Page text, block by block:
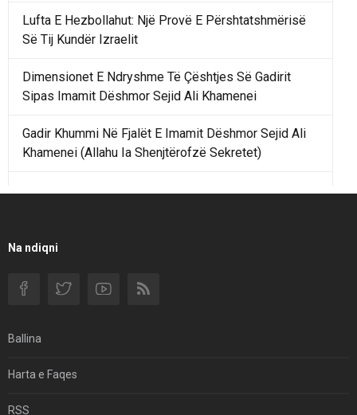
Lufta E Hezbollahut: Një Provë E Përshtatshmërisë
Së Tij Kundër Izraelit
Dimensionet E Ndryshme Të Çështjes Së Gadirit
Sipas Imamit Dëshmor Sejid Ali Khamenei
Gadir Khummi Në Fjalët E Imamit Dëshmor Sejid Ali
Khamenei (Allahu Ia Shenjtërofzë Sekretet)
Filmi I Shkurtër Iranian “Pasta Alfredo” Ka Udhëtuar
Na ndiqni
Ballina
Harta e Faqes
RSS